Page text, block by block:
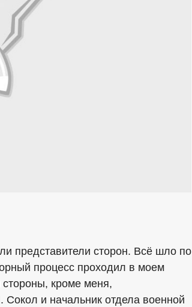
представители сторон. Всё шло по
процесс проходил в моем
кроме меня,
Сокол и начальник отдела военной